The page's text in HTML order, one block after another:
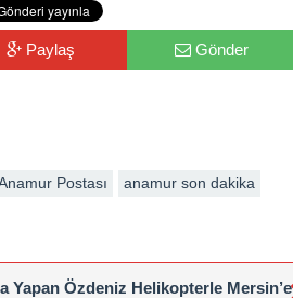
Paylaş Gönder
Postası
anamur son dakika
Yapan Özdeniz Helikopterle Mersin’e